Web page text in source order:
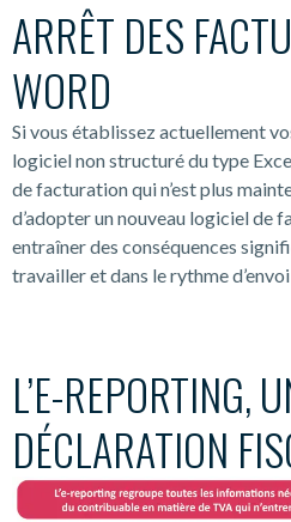
ARRÊT DES
WORD
Si vous établissez actuellement
logiciel non structuré du type
de facturation qui n’est plus
d’adopter un nouveau logiciel de
entraîner des conséquences
travailler et dans le rythme
L’E-REPORTING,
DÉCLARATION